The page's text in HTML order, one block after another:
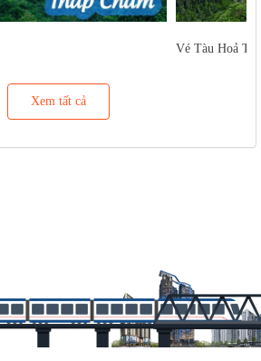
Vé Tàu Hoả
Xem tất cả